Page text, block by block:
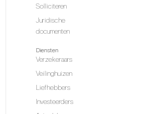
Solliciteren
Juridische
documenten
Diensten
Verzekeraars
Veilinghuizen
Liefhebbers
Investeerders